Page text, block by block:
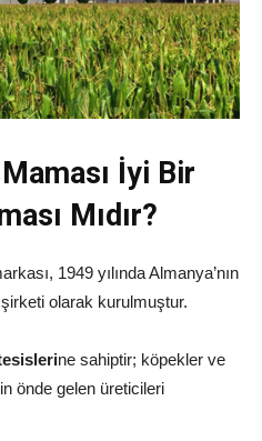
İyi Bir
Mıdır?
1949 yılında Almanya’nın
olarak kurulmuştur.
ne sahiptir; köpekler ve
önde gelen üreticileri